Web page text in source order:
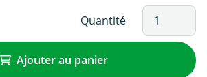
Quantité
Ajouter au panier